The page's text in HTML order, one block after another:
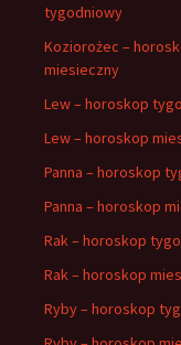
tygodniowy
Koziorożec –
miesieczny
Lew – horoskop
Lew – horoskop
Panna – horoskop
Panna – horoskop
Rak – horoskop
Rak – horoskop
Ryby – horoskop